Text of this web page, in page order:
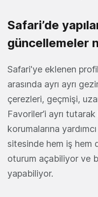
Safari’de
güncellemeler
Safari'ye eklenen
arasında ayrı ayrı
çerezleri, geçmişi,
Favoriler’i ayrı tutarak
korumalarına
sitesinde hem iş hem
oturum açabiliyor ve
yapabiliyor.